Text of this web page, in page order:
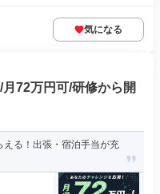
気になる
72万円可/研修から開
る！出張・宿泊手当が充